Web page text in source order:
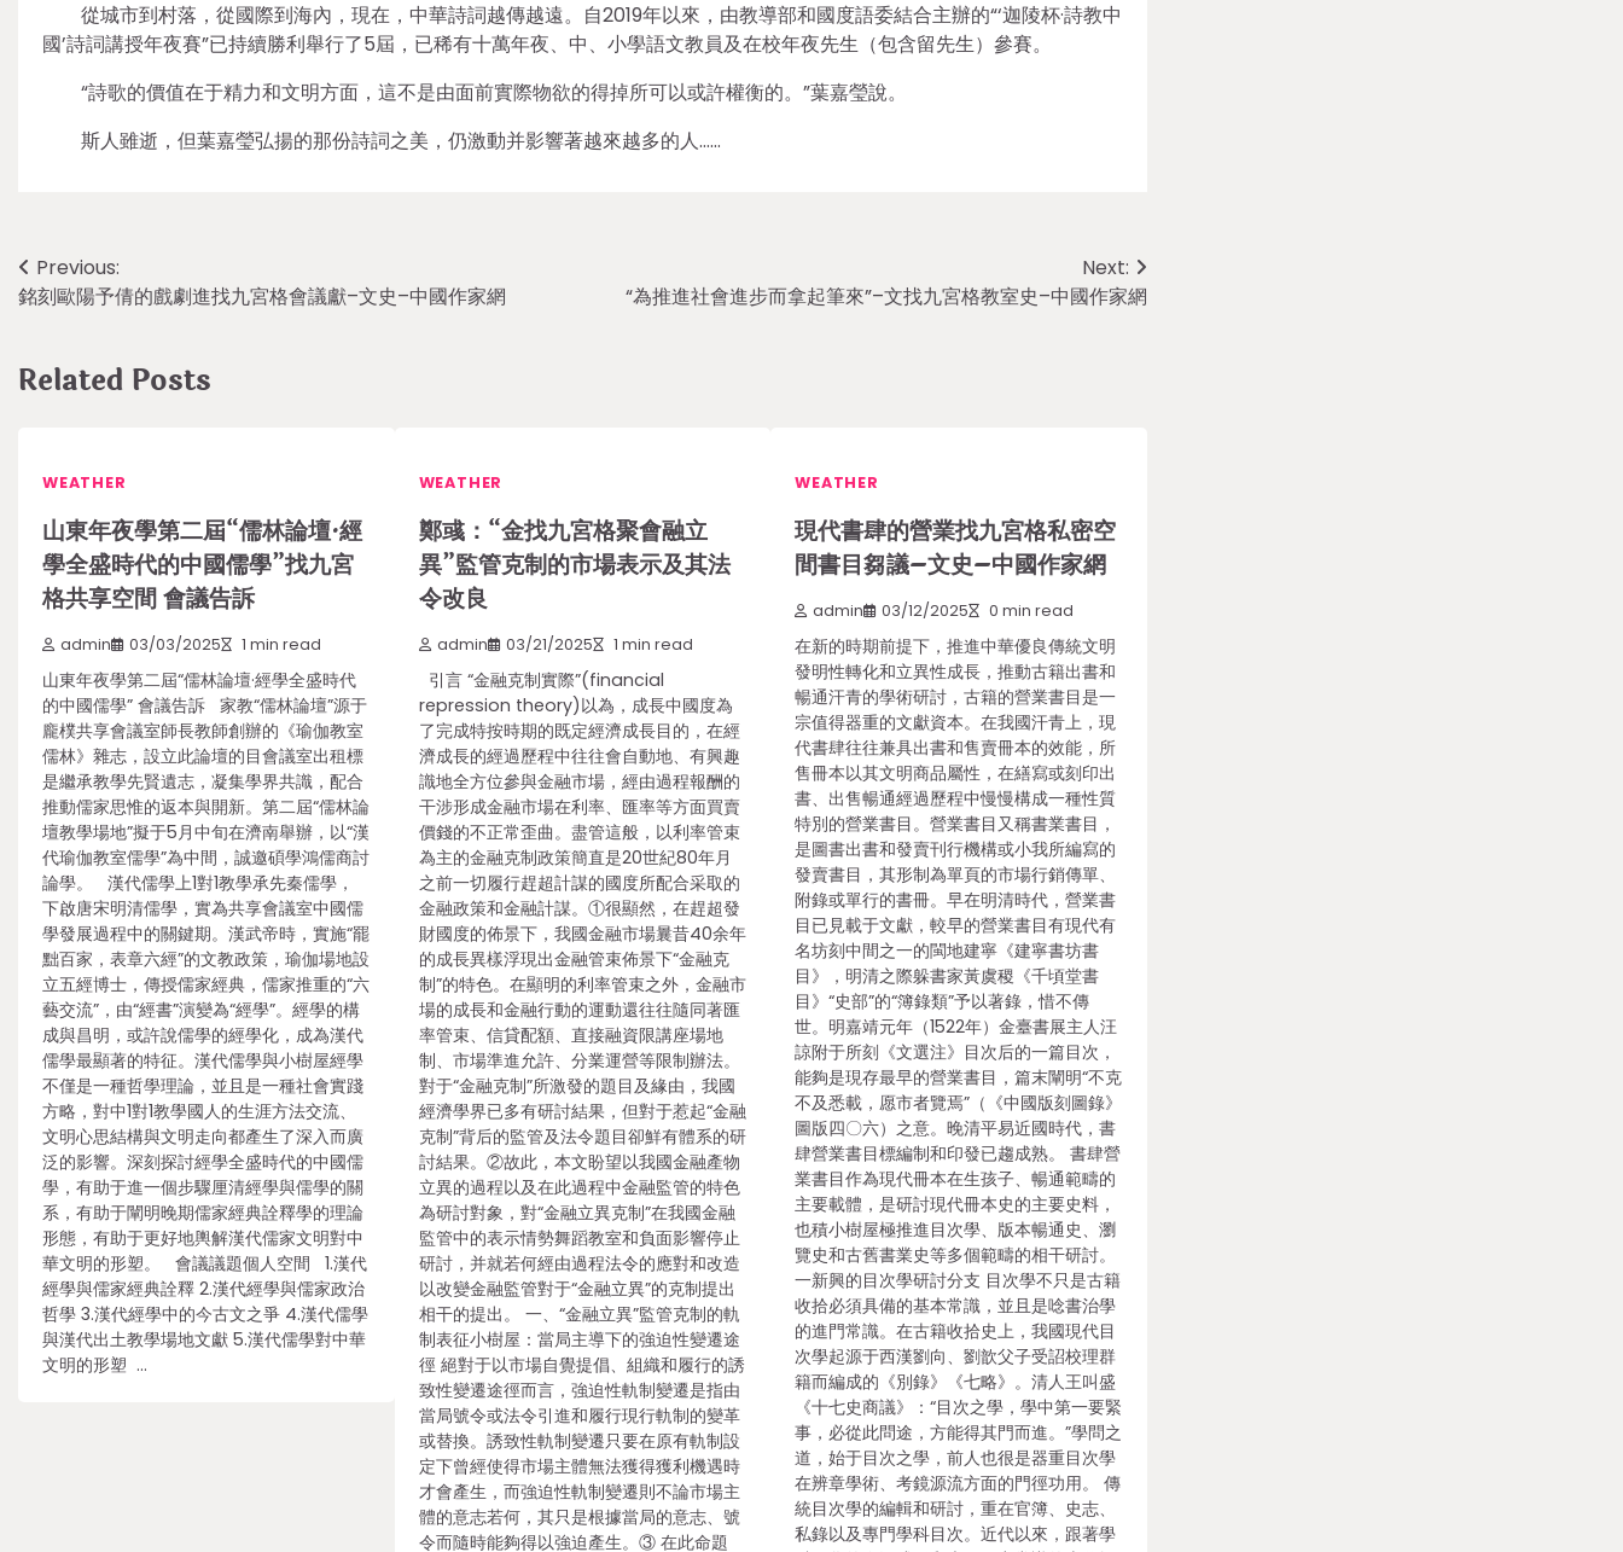
從城市到村落，從國際到海內，現在，中華詩詞越傳越遠。自2019年以來，由教導部和國度語委結合主辦的“‘迦陵杯·詩教中
國’詩詞講授年夜賽”已持續勝利舉行了5屆，已稀有十萬年夜、中、小學語文教員及在校年夜先生（包含留先生）參賽。
“詩歌的價值在于精力和文明方面，這不是由面前實際物欲的得掉所可以或許權衡的。”葉嘉瑩說。
斯人雖逝，但葉嘉瑩弘揚的那份詩詞之美，仍激動并影響著越來越多的人……
Post
navigation
Previous:
銘刻歐陽予倩的戲劇進找九宮格會議獻–文史–中國作家網
Next:
“為推進社會進步而拿起筆來”–文找九宮格教室史–中國作家網
Related Posts
WEATHER
山東年夜學第二屆“儒林論壇·經
學全盛時代的中國儒學”找九宮
格共享空間 會議告訴
admin 03/03/2025 1 min read
山東年夜學第二屆“儒林論壇·經學全盛時代
的中國儒學” 會議告訴 家教“儒林論壇”源于
龐樸共享會議室師長教師創辦的《瑜伽教室
儒林》雜志，設立此論壇的目會議室出租標
是繼承教學先賢遺志，凝集學界共識，配合
推動儒家思惟的返本與開新。第二屆“儒林論
壇教學場地”擬于5月中旬在濟南舉辦，以“漢
代瑜伽教室儒學”為中間，誠邀碩學鴻儒商討
論學。 漢代儒學上1對1教學承先秦儒學，
下啟唐宋明清儒學，實為共享會議室中國儒
學發展過程中的關鍵期。漢武帝時，實施“罷
黜百家，表章六經”的文教政策，瑜伽場地設
立五經博士，傳授儒家經典，儒家推重的“六
藝交流”，由“經書”演變為“經學”。經學的構
成與昌明，或許說儒學的經學化，成為漢代
儒學最顯著的特征。漢代儒學與小樹屋經學
不僅是一種哲學理論，並且是一種社會實踐
方略，對中1對1教學國人的生涯方法交流、
文明心思結構與文明走向都產生了深入而廣
泛的影響。深刻探討經學全盛時代的中國儒
學，有助于進一個步驟厘清經學與儒學的關
系，有助于闡明晚期儒家經典詮釋學的理論
形態，有助于更好地輿解漢代儒家文明對中
華文明的形塑。 會議議題個人空間 1.漢代
經學與儒家經典詮釋 2.漢代經學與儒家政治
哲學 3.漢代經學中的今古文之爭 4.漢代儒學
與漢代出土教學場地文獻 5.漢代儒學對中華
文明的形塑 …
WEATHER
鄭彧：“金找九宮格聚會融立
異”監管克制的市場表示及其法
令改良
admin 03/21/2025 1 min read
引言 “金融克制實際”(financial
repression theory)以為，成長中國度為
了完成特按時期的既定經濟成長目的，在經
濟成長的經過歷程中往往會自動地、有興趣
識地全方位參與金融市場，經由過程報酬的
干涉形成金融市場在利率、匯率等方面買賣
價錢的不正常歪曲。盡管這般，以利率管束
為主的金融克制政策簡直是20世紀80年月
之前一切履行趕超計謀的國度所配合采取的
金融政策和金融計謀。①很顯然，在趕超發
財國度的佈景下，我國金融市場曩昔40余年
的成長異樣浮現出金融管束佈景下“金融克
制”的特色。在顯明的利率管束之外，金融市
場的成長和金融行動的運動還往往隨同著匯
率管束、信貸配額、直接融資限講座場地
制、市場準進允許、分業運營等限制辦法。
對于“金融克制”所激發的題目及緣由，我國
經濟學界已多有研討結果，但對于惹起“金融
克制”背后的監管及法令題目卻鮮有體系的研
討結果。②故此，本文盼望以我國金融產物
立異的過程以及在此過程中金融監管的特色
為研討對象，對“金融立異克制”在我國金融
監管中的表示情勢舞蹈教室和負面影響停止
研討，并就若何經由過程法令的應對和改造
以改變金融監管對于“金融立異”的克制提出
相干的提出。 一、“金融立異”監管克制的軌
制表征小樹屋：當局主導下的強迫性變遷途
徑 絕對于以市場自覺提倡、組織和履行的誘
致性變遷途徑而言，強迫性軌制變遷是指由
當局號令或法令引進和履行現行軌制的變革
或替換。誘致性軌制變遷只要在原有軌制設
定下曾經使得市場主體無法獲得獲利機遇時
才會產生，而強迫性軌制變遷則不論市場主
體的意志若何，其只是根據當局的意志、號
令而隨時能夠得以強迫產生。③ 在此命題
WEATHER
現代書肆的營業找九宮格私密空
間書目芻議–文史–中國作家網
admin 03/12/2025 0 min read
在新的時期前提下，推進中華優良傳統文明
發明性轉化和立異性成長，推動古籍出書和
暢通汗青的學術研討，古籍的營業書目是一
宗值得器重的文獻資本。在我國汗青上，現
代書肆往往兼具出書和售賣冊本的效能，所
售冊本以其文明商品屬性，在繕寫或刻印出
書、出售暢通經過歷程中慢慢構成一種性質
特別的營業書目。營業書目又稱書業書目，
是圖書出書和發賣刊行機構或小我所編寫的
發賣書目，其形制為單頁的市場行銷傳單、
附錄或單行的書冊。早在明清時代，營業書
目已見載于文獻，較早的營業書目有現代有
名坊刻中間之一的閩地建寧《建寧書坊書
目》，明清之際躲書家黃虞稷《千頃堂書
目》“史部”的“簿錄類”予以著錄，惜不傳
世。明嘉靖元年（1522年）金臺書展主人汪
諒附于所刻《文選注》目次后的一篇目次，
能夠是現存最早的營業書目，篇末闡明“不克
不及悉載，愿市者覽焉”（《中國版刻圖錄》
圖版四〇六）之意。晚清平易近國時代，書
肆營業書目標編制和印發已趨成熟。 書肆營
業書目作為現代冊本在生孩子、暢通範疇的
主要載體，是研討現代冊本史的主要史料，
也積小樹屋極推進目次學、版本暢通史、瀏
覽史和古舊書業史等多個範疇的相干研討。
一新興的目次學研討分支 目次學不只是古籍
收拾必須具備的基本常識，並且是唸書治學
的進門常識。在古籍收拾史上，我國現代目
次學起源于西漢劉向、劉歆父子受詔校理群
籍而編成的《別錄》《七略》。清人王叫盛
《十七史商議》：“目次之學，學中第一要緊
事，必從此問途，方能得其門而進。”學問之
道，始于目次之學，前人也很是器重目次學
在辨章學術、考鏡源流方面的門徑功用。 傳
統目次學的編輯和研討，重在官簿、史志、
私錄以及專門學科目次。近代以來，跟著學